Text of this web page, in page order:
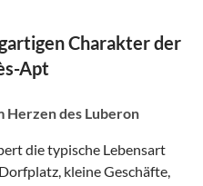
Charakter der
Apt
Herzen des Luberon
die typische Lebensart
kleine Geschäfte,